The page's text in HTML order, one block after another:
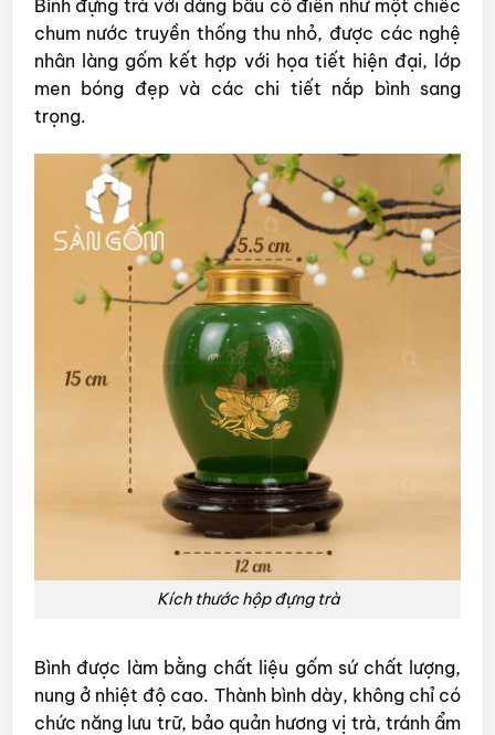
Bình đựng trà với dáng bầu cổ điển như một chiếc
chum nước truyền thống thu nhỏ, được các nghệ
nhân làng gốm kết hợp với họa tiết hiện đại, lớp
men bóng đẹp và các chi tiết nắp bình sang
trọng.
Kích thước hộp đựng trà
Bình được làm bằng chất liệu gốm sứ chất lượng,
nung ở nhiệt độ cao. Thành bình dày, không chỉ có
chức năng lưu trữ, bảo quản hương vị trà, tránh ẩm